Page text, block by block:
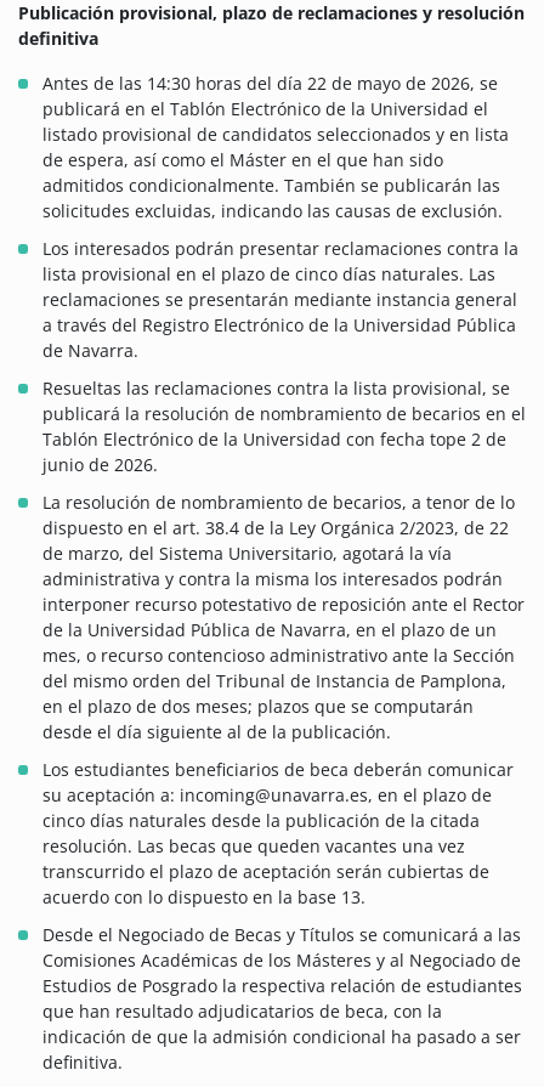
Publicación provisional, plazo de reclamaciones y resolución
definitiva
Antes de las 14:30 horas del día 22 de mayo de 2026, se
publicará en el Tablón Electrónico de la Universidad el
listado provisional de candidatos seleccionados y en lista
de espera, así como el Máster en el que han sido
admitidos condicionalmente. También se publicarán las
solicitudes excluidas, indicando las causas de exclusión.
Los interesados podrán presentar reclamaciones contra la
lista provisional en el plazo de cinco días naturales. Las
reclamaciones se presentarán mediante instancia general
a través del Registro Electrónico de la Universidad Pública
de Navarra.
Resueltas las reclamaciones contra la lista provisional, se
publicará la resolución de nombramiento de becarios en el
Tablón Electrónico de la Universidad con fecha tope 2 de
junio de 2026.
La resolución de nombramiento de becarios, a tenor de lo
dispuesto en el art. 38.4 de la Ley Orgánica 2/2023, de 22
de marzo, del Sistema Universitario, agotará la vía
administrativa y contra la misma los interesados podrán
interponer recurso potestativo de reposición ante el Rector
de la Universidad Pública de Navarra, en el plazo de un
mes, o recurso contencioso administrativo ante la Sección
del mismo orden del Tribunal de Instancia de Pamplona,
en el plazo de dos meses; plazos que se computarán
desde el día siguiente al de la publicación.
Los estudiantes beneficiarios de beca deberán comunicar
su aceptación a: incoming@unavarra.es, en el plazo de
cinco días naturales desde la publicación de la citada
resolución. Las becas que queden vacantes una vez
transcurrido el plazo de aceptación serán cubiertas de
acuerdo con lo dispuesto en la base 13.
Desde el Negociado de Becas y Títulos se comunicará a las
Comisiones Académicas de los Másteres y al Negociado de
Estudios de Posgrado la respectiva relación de estudiantes
que han resultado adjudicatarios de beca, con la
indicación de que la admisión condicional ha pasado a ser
definitiva.